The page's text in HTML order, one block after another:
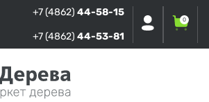
+7 (4862) 44-58-15
+7 (4862) 44-53-81
0